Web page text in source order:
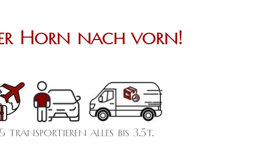
Horn nach vorn!
transportieren alles bis 3.5t.